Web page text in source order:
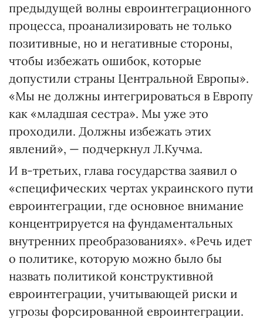
предыдущей волны евроинтеграционного
процесса, проанализировать не только
позитивные, но и негативные стороны,
чтобы избежать ошибок, которые
допустили страны Центральной Европы».
«Мы не должны интегрироваться в Европу
как «младшая сестра». Мы уже это
проходили. Должны избежать этих
явлений», — подчеркнул Л.Кучма.
И в-третьих, глава государства заявил о
«специфических чертах украинского пути
евроинтеграции, где основное внимание
концентрируется на фундаментальных
внутренних преобразованиях». «Речь идет
о политике, которую можно было бы
назвать политикой конструктивной
евроинтеграции, учитывающей риски и
угрозы форсированной евроинтеграции.